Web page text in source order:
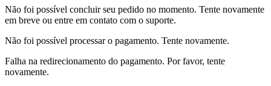
Não foi possível concluir seu pedido no momento. Tente novamente
em breve ou entre em contato com o suporte.
Não foi possível processar o pagamento. Tente novamente.
Falha na redirecionamento do pagamento. Por favor, tente
novamente.